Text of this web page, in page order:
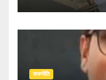
राजनीति